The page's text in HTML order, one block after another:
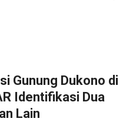
Gunung Dukono di
Identifikasi Dua
Lain